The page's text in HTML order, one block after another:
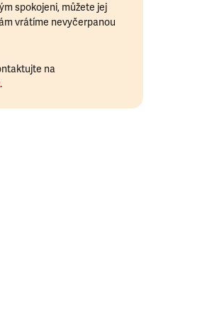
spokojeni, můžete jej
vrátíme nevyčerpanou
na
.